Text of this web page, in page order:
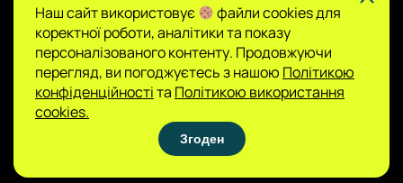
Публікації на Sports Radar мають інформаційний характер.
Думки авторів є їхньою особистою позицією, редакція не
гарантує повної достовірності та не несе відповідальності
за зміст.
Сайт не є організатором азартних ігор і не
приймає ставок, проте може містити матеріали
про гемблінг. Доступ до таких розділів дозволено
лише користувачам 21+. Грайте відповідально.
Наш сайт використовує
файли cookies для
коректної роботи, аналітики та показу
персоналізованого контенту. Продовжуючи
перегляд, ви погоджуєтесь з нашою Політикою
конфіденційностіта Політикою використання
cookies.
Згоден